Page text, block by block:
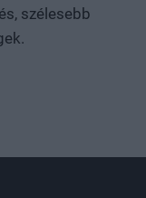
szélesebb